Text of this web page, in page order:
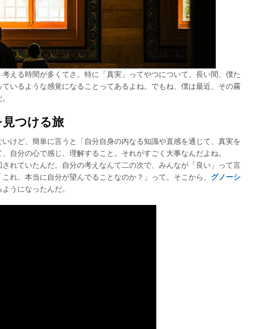
える時間が多くてさ。特に「真実」ってやつについて。長い間、僕た
いるような感覚になることってあるよね。でもね、僕は最近、その霧
つける旅
けど、簡単に言うと「自分自身の内なる知識や直感を通じて、真実を
自分の心で感じ、理解すること。それがすごく大事なんだよね。
れていたんだ。自分の考えなんて二の次で、みんなが「良い」って言
れ、本当に自分が望んでることなのか？」って。そこから、 グノーシ
うになったんだ。